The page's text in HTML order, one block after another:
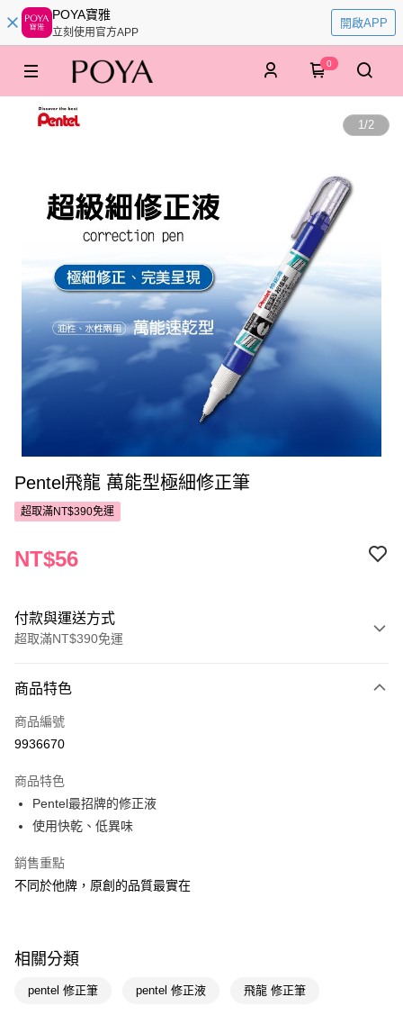
POYA寶雅
立刻使用官方APP
開啟APP
0
1/2
Pentel飛龍 萬能型極細修正筆
超取滿NT$390免運
NT$56
付款與運送方式
超取滿NT$390免運
POYA支付
信用卡一次付款
LINE Pay
Apple Pay
街口支付
AFTEE先享後付
相關說明
商品特色
商品編號
9936670
商品特色
Pentel最招牌的修正液
使用快乾、低異味
銷售重點
不同於他牌，原創的品質最實在
相關分類
pentel 修正筆 pentel 修正液 飛龍 修正筆